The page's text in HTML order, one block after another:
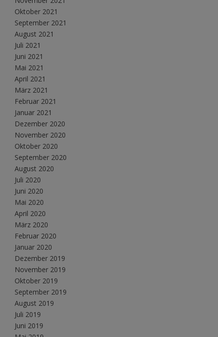
Oktober 2021
September 2021
August 2021
Juli 2021
Juni 2021
Mai 2021
April 2021
März 2021
Februar 2021
Januar 2021
Dezember 2020
November 2020
Oktober 2020
September 2020
August 2020
Juli 2020
Juni 2020
Mai 2020
April 2020
März 2020
Februar 2020
Januar 2020
Dezember 2019
November 2019
Oktober 2019
September 2019
August 2019
Juli 2019
Juni 2019